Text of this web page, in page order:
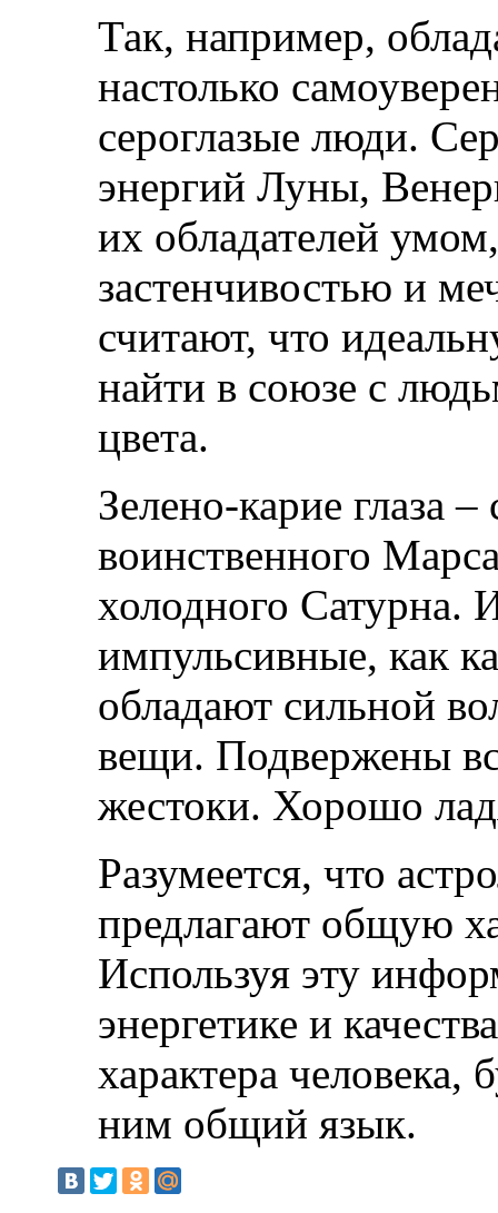
Так, например,
настолько
сероглазые люди.
энергий Луны,
их обладателей
застенчивостью и
считают, что
найти в союзе с
цвета.
Зелено-карие глаза
воинственного
холодного Сатурна.
импульсивные, как
обладают сильной
вещи. Подвержены
жестоки. Хорошо
Разумеется, что
предлагают общую
Используя эту
энергетике и
характера
ним общий язык.